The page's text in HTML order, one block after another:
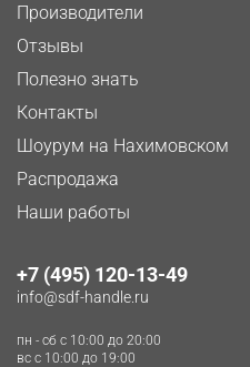
Производители
Отзывы
Полезно знать
Контакты
Шоурум на Нахимовском
Распродажа
Наши работы
+7 (495) 120-13-49
info@sdf-handle.ru
пн - сб c 10:00 до 20:00
вс c 10:00 до 19:00